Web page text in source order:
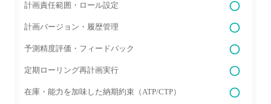
計画責任範囲・ロール設定
計画バージョン・履歴管理
予測精度評価・フィードバック
定期ローリング再計画実行
在庫・能力を加味した納期約束（ATP/CTP）